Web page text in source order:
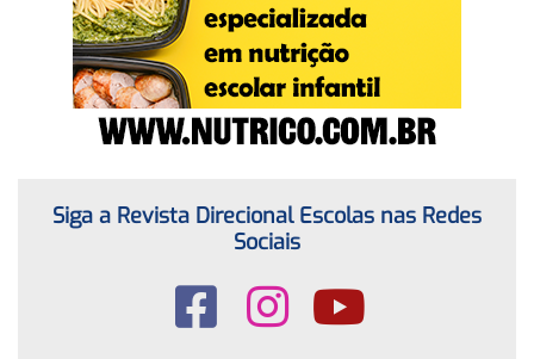
Siga a Revista Direcional Escolas nas Redes
Sociais